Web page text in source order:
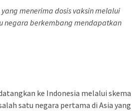
menerima dosis vaksin melalui
negara berkembang mendapatkan
ke Indonesia melalui skema
satu negara pertama di Asia yang